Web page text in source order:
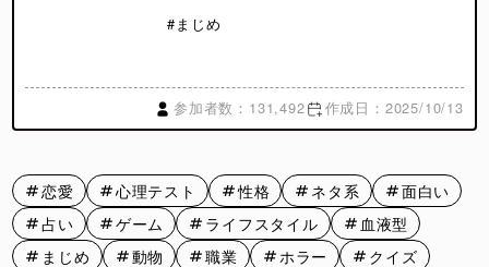
#まじめ
参加者数：131,492 作成日：2025/10/13
恋愛 心理テスト 性格 ネタ系
面白い
占い
ゲーム ライフスタイル
血液型
まじめ
動物 職業 ホラー
クイズ